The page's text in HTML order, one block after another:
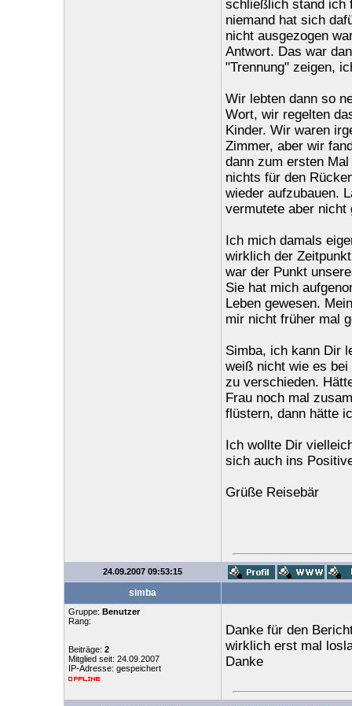
schließlich stand ich
niemand hat sich
nicht ausgezogen
Antwort. Das war
"Trennung" zeigen,
Wir lebten dann so
Wort, wir regelten
Kinder. Wir waren
Zimmer, aber wir
dann zum ersten
nichts für den
wieder aufzubauen.
vermutete aber nicht
Ich mich damals
wirklich der
war der Punkt
Sie hat mich
Leben gewesen.
mir nicht früher mal
Simba, ich kann Dir
weiß nicht wie es bei
zu verschieden.
Frau noch mal
flüstern, dann hätte
Ich wollte Dir
sich auch ins
Grüße Reisebär
24.09.2007 09:53:15
simba
Gruppe: Benutzer
Rang:
Beiträge: 2
Mitglied seit: 24.09.2007
IP-Adresse: gespeichert
Danke für den
wirklich erst mal
Danke